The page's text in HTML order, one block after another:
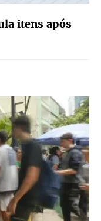
itens após